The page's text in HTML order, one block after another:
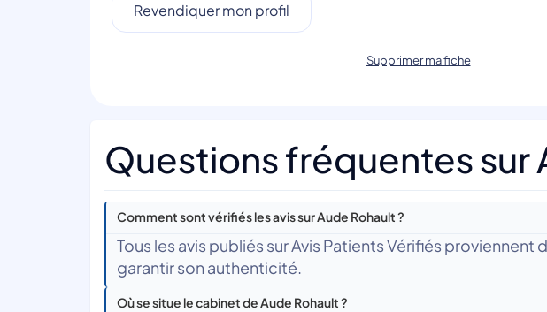
Revendiquer mon profil
Supprimer ma fiche
Questions fréquentes sur
Comment sont vérifiés les avis sur Aude Rohault ?
Tous les avis publiés sur Avis Patients Vérifiés
garantir son authenticité.
Où se situe le cabinet de Aude Rohault ?